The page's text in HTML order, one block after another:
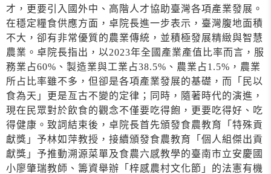
才，更要引入國外中、高階人才協助臺灣各項產業發展。
在穩定糧食供應方面，卓院長進一步表示，臺灣腹地面積
不大，卻有非常優質的農業傳統，並積極發展精緻與智慧
農業。卓院長指出，以2023年全國產業產值比率而言，服
務業占60%、製造業與工業占38.5%、農業占1.5%，農業
所占比率雖不多，但卻是各項產業發展的基礎，而「民以
食為天」更是亙古不變的定律；同時，隨著時代的演進，
現在民眾對於飲食的觀念不僅要吃得飽，更要吃得好、吃
得健康。致詞結束後，卓院長首先頒發食農教育「特殊貢
獻獎」予林如萍教授，接續頒發食農教育「個人組傑出貢
獻獎」予推動溯源菜單及食農六感教學的臺南市立安慶國
小廖肇瑞教師、籌資舉辦「梓感農村文化節」的法憲有機